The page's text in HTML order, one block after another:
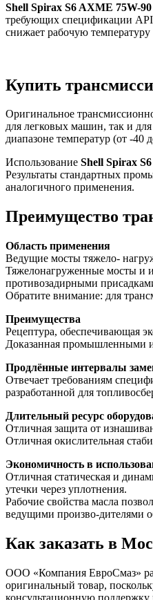
Shell Spirax S6 AXME 75W-90
требующих спецификации API
снижает рабочую
Купить
Оригинальное
для легковых машин, так и
диапазоне температур (от -
Использование Shell Spirax S6
Результаты стандартных
аналогичного применения.
Преимущество
Область применения
Ведущие мосты тяжело-
Тяжелонагруженные мосты и
противозадирными
Обратите внимание: для
Преимущества
Рецептура, обеспечивающая
Доказанная промышленными и
Продлённые интервалы
Отвечает требованиям
разработанной для
Длительный ресурс
Отличная защита от
Отличная окислительная
Экономичность в
Отличная статическая и
утечки через уплотнения.
Рабочие свойства масла
ведущими произво-дителями
Как заказать в
ООО «Компания ЕвроСмаз»
оригинальный товар,
консультационную поддержку